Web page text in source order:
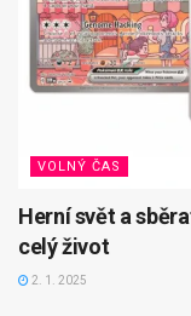
VOLNÝ ČAS
Herní svět a
celý život
2. 1. 2025